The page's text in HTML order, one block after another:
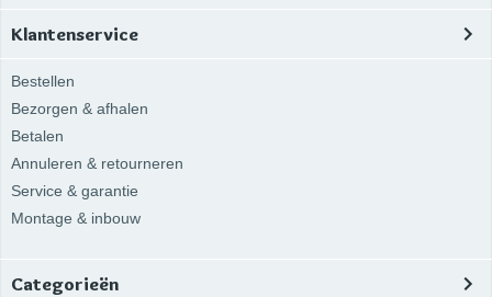
Klantenservice
Bestellen
Bezorgen & afhalen
Betalen
Annuleren & retourneren
Service & garantie
Montage & inbouw
Categorieën